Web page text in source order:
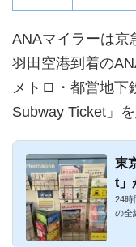
ANAマイラーは京
羽田空港到着の
メトロ・都営地下
Subway Ticket」
東
t」
え
24時
の全